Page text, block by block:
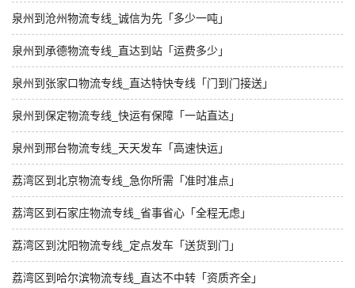
泉州到沧州物流专线_诚信为先「多少一吨」
泉州到承德物流专线_直达到站「运费多少」
泉州到张家口物流专线_直达特快专线「门到门接送」
泉州到保定物流专线_快运有保障「一站直达」
泉州到邢台物流专线_天天发车「高速快运」
荔湾区到北京物流专线_急你所需「准时准点」
荔湾区到石家庄物流专线_省事省心「全程无虑」
荔湾区到沈阳物流专线_定点发车「送货到门」
荔湾区到哈尔滨物流专线_直达不中转「资质齐全」